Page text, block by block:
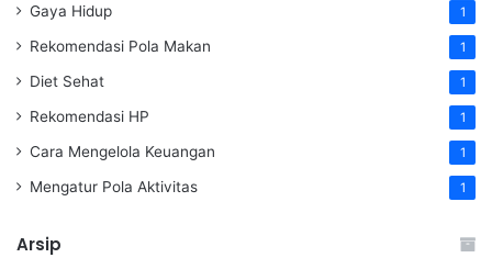
Gaya Hidup 1
Rekomendasi Pola Makan 1
Diet Sehat 1
Rekomendasi HP 1
Cara Mengelola Keuangan 1
Mengatur Pola Aktivitas 1
Arsip